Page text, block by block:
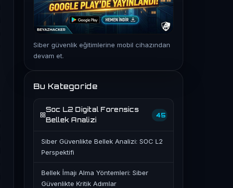
Siber güvenlik eğitimlerine mobil cihazından
devam et.
Bu Kategoride
Soc L2 Digital Forensics
Bellek Analizi
45
Siber Güvenlikte Bellek Analizi: SOC L2
Perspektifi
Bellek İmajı Alma Yöntemleri: Siber
Güvenlikte Kritik Adımlar